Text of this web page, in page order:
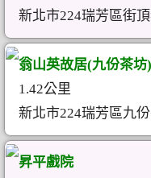
新北市224瑞芳區街
翁山英故居(九份茶坊)
1.42公里
新北市224瑞芳區九
昇平戲院